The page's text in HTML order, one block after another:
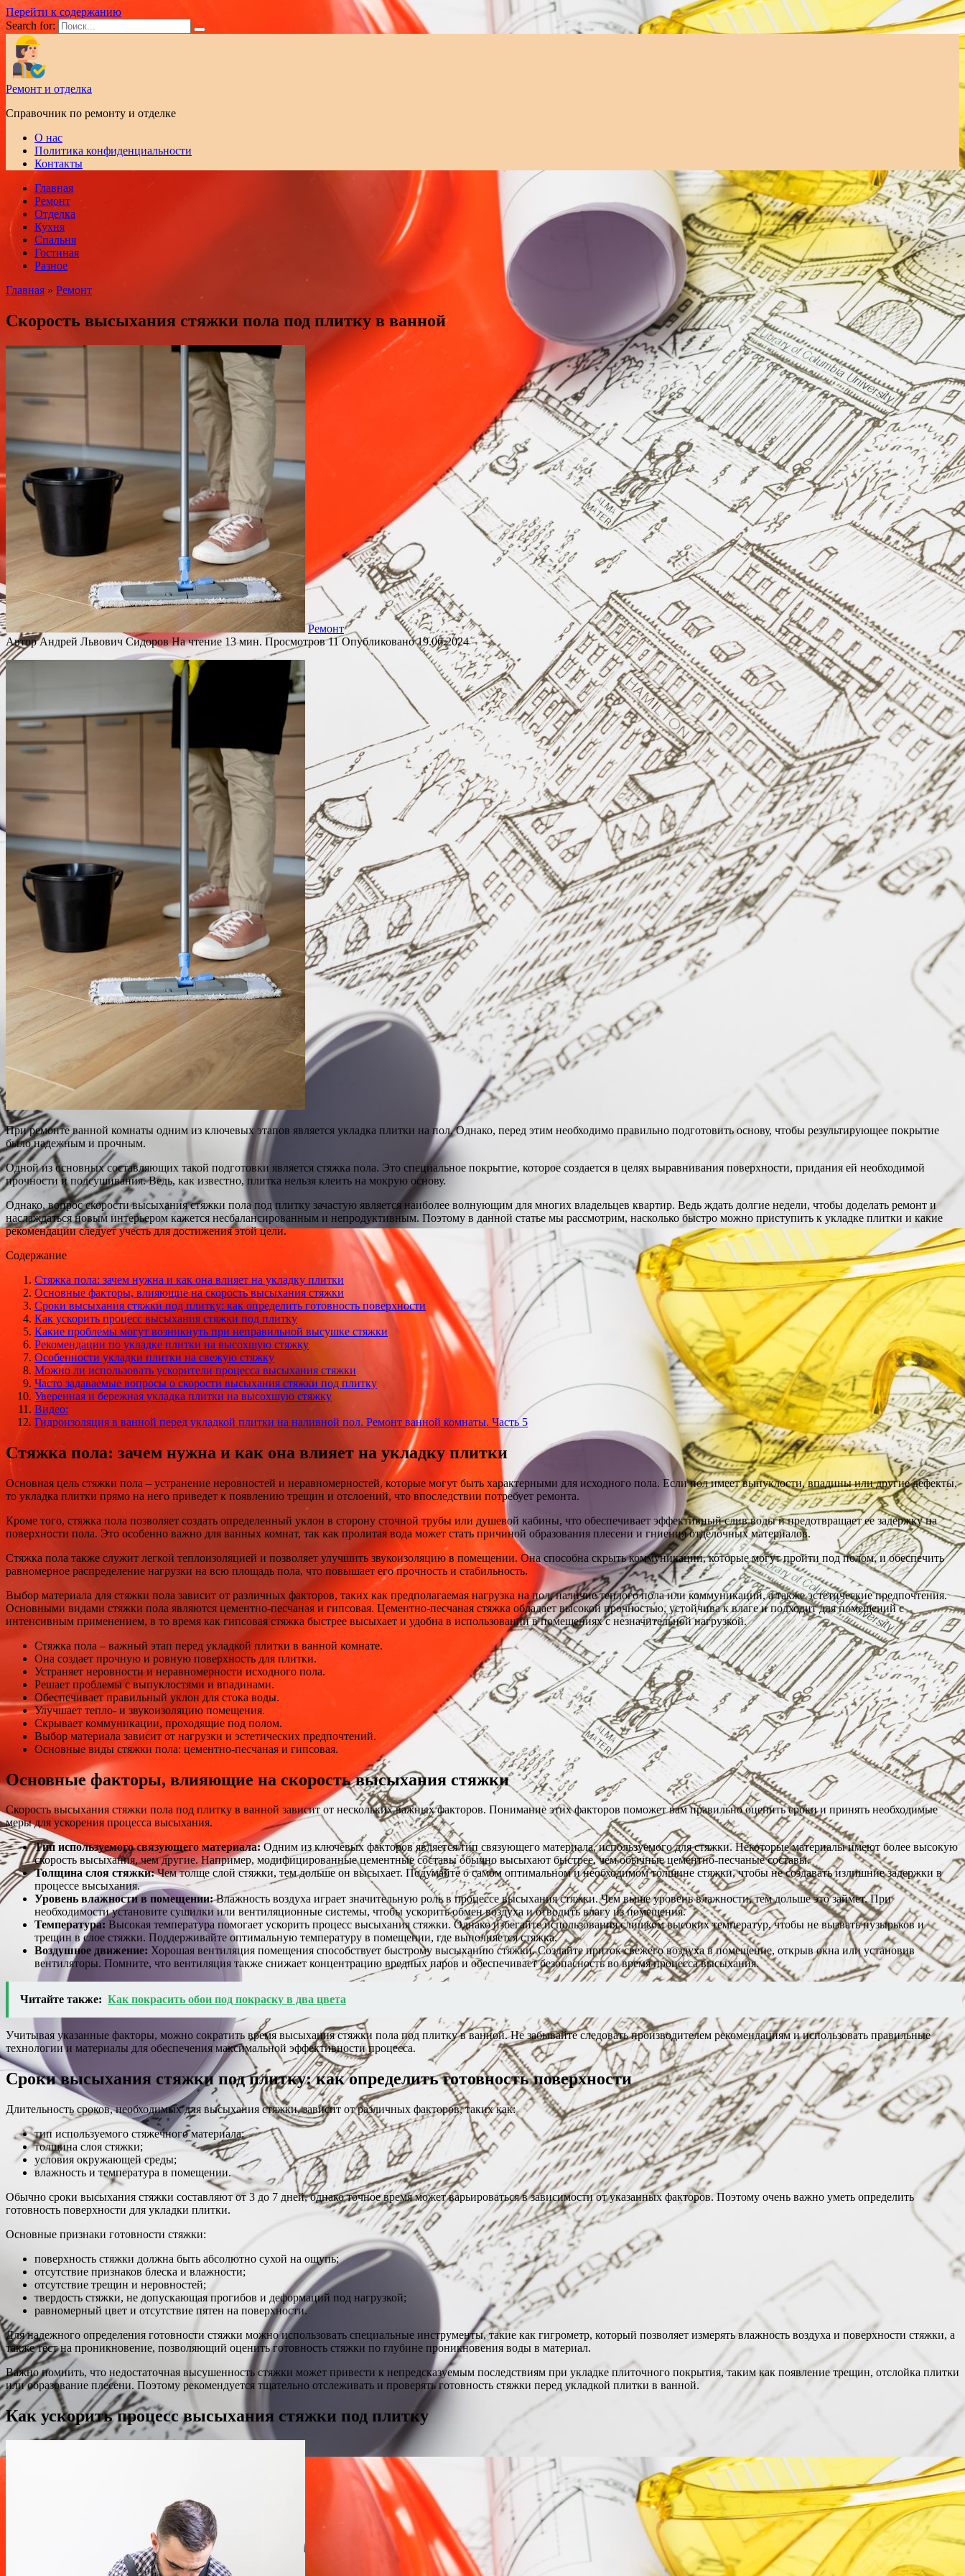
Перейти к содержанию
Search for:
Ремонт и отделка
Справочник по ремонту и отделке
О нас
Политика конфиденциальности
Контакты
Главная
Ремонт
Отделка
Кухня
Спальня
Гостиная
Разное
Главная » Ремонт
Скорость высыхания стяжки пола под плитку в ванной
Ремонт
АвторАндрей Львович Сидоров На чтение 13 мин. Просмотров 11 Опубликовано 19.06.2024
При ремонте ванной комнаты одним из ключевых этапов является укладка плитки на пол. Однако, перед этим необходимо правильно подготовить основу, чтобы результирующее покрытие
было надежным и прочным.
Одной из основных составляющих такой подготовки является стяжка пола. Это специальное покрытие, которое создается в целях выравнивания поверхности, придания ей необходимой
прочности и подсушивания. Ведь, как известно, плитка нельзя клеить на мокрую основу.
Однако, вопрос скорости высыхания стяжки пола под плитку зачастую является наиболее волнующим для многих владельцев квартир. Ведь ждать долгие недели, чтобы доделать ремонт и
наслаждаться новым интерьером кажется несбалансированным и непродуктивным. Поэтому в данной статье мы рассмотрим, насколько быстро можно приступить к укладке плитки и какие
рекомендации следует учесть для достижения этой цели.
Содержание
Стяжка пола: зачем нужна и как она влияет на укладку плитки
Основные факторы, влияющие на скорость высыхания стяжки
Сроки высыхания стяжки под плитку: как определить готовность поверхности
Как ускорить процесс высыхания стяжки под плитку
Какие проблемы могут возникнуть при неправильной высушке стяжки
Рекомендации по укладке плитки на высохшую стяжку
Особенности укладки плитки на свежую стяжку
Можно ли использовать ускорители процесса высыхания стяжки
Часто задаваемые вопросы о скорости высыхания стяжки под плитку
Уверенная и бережная укладка плитки на высохшую стяжку
Видео:
Гидроизоляция в ванной перед укладкой плитки на наливной пол. Ремонт ванной комнаты. Часть 5
Стяжка пола: зачем нужна и как она влияет на укладку плитки
Основная цель стяжки пола – устранение неровностей и неравномерностей, которые могут быть характерными для исходного пола. Если пол имеет выпуклости, впадины или другие дефекты,
то укладка плитки прямо на него приведет к появлению трещин и отслоений, что впоследствии потребует ремонта.
Кроме того, стяжка пола позволяет создать определенный уклон в сторону сточной трубы или душевой кабины, что обеспечивает эффективный слив воды и предотвращает ее задержку на
поверхности пола. Это особенно важно для ванных комнат, так как пролитая вода может стать причиной образования плесени и гниения отделочных материалов.
Стяжка пола также служит легкой теплоизоляцией и позволяет улучшить звукоизоляцию в помещении. Она способна скрыть коммуникации, которые могут пройти под полом, и обеспечить
равномерное распределение нагрузки на всю площадь пола, что повышает его прочность и стабильность.
Выбор материала для стяжки пола зависит от различных факторов, таких как предполагаемая нагрузка на пол, наличие теплого пола или коммуникаций, а также эстетические предпочтения.
Основными видами стяжки пола являются цементно-песчаная и гипсовая. Цементно-песчаная стяжка обладает высокой прочностью, устойчива к влаге и подходит для помещений с
интенсивным применением, в то время как гипсовая стяжка быстрее высыхает и удобна в использовании в помещениях с незначительной нагрузкой.
Стяжка пола – важный этап перед укладкой плитки в ванной комнате.
Она создает прочную и ровную поверхность для плитки.
Устраняет неровности и неравномерности исходного пола.
Решает проблемы с выпуклостями и впадинами.
Обеспечивает правильный уклон для стока воды.
Улучшает тепло- и звукоизоляцию помещения.
Скрывает коммуникации, проходящие под полом.
Выбор материала зависит от нагрузки и эстетических предпочтений.
Основные виды стяжки пола: цементно-песчаная и гипсовая.
Основные факторы, влияющие на скорость высыхания стяжки
Скорость высыхания стяжки пола под плитку в ванной зависит от нескольких важных факторов. Понимание этих факторов поможет вам правильно оценить сроки и принять необходимые
меры для ускорения процесса высыхания.
Тип используемого связующего материала:Одним из ключевых факторов является тип связующего материала, используемого для стяжки. Некоторые материалы имеют более высокую
скорость высыхания, чем другие. Например, модифицированные цементные составы обычно высыхают быстрее, чем обычные цементно-песчаные составы.
Толщина слоя стяжки:Чем толще слой стяжки, тем дольше он высыхает. Подумайте о самом оптимальном и необходимом толщине стяжки, чтобы не создавать излишние задержки в
процессе высыхания.
Уровень влажности в помещении:Влажность воздуха играет значительную роль в процессе высыхания стяжки. Чем выше уровень влажности, тем дольше это займет. При
необходимости установите сушилки или вентиляционные системы, чтобы ускорить обмен воздуха и отводить влагу из помещения.
Температура: Высокая температура помогает ускорить процесс высыхания стяжки. Однако избегайте использования слишком высоких температур, чтобы не вызвать пузырьков и
трещин в слое стяжки. Поддерживайте оптимальную температуру в помещении, где выполняется стяжка.
Воздушное движение: Хорошая вентиляция помещения способствует быстрому высыханию стяжки. Создайте приток свежего воздуха в помещение, открыв окна или установив
вентиляторы. Помните, что вентиляция также снижает концентрацию вредных паров и обеспечивает безопасность во время процесса высыхания.
Читайте также: Как покрасить обои под покраску в два цвета
Учитывая указанные факторы, можно сократить время высыхания стяжки пола под плитку в ванной. Не забывайте следовать производителем рекомендациям и использовать правильные
технологии и материалы для обеспечения максимальной эффективности процесса.
Сроки высыхания стяжки под плитку: как определить готовность поверхности
Длительность сроков, необходимых для высыхания стяжки, зависит от различных факторов, таких как:
тип используемого стяжечного материала;
толщина слоя стяжки;
условия окружающей среды;
влажность и температура в помещении.
Обычно сроки высыхания стяжки составляют от 3 до 7 дней, однако точное время может варьироваться в зависимости от указанных факторов. Поэтому очень важно уметь определить
готовность поверхности для укладки плитки.
Основные признаки готовности стяжки:
поверхность стяжки должна быть абсолютно сухой на ощупь;
отсутствие признаков блеска и влажности;
отсутствие трещин и неровностей;
твердость стяжки, не допускающая прогибов и деформаций под нагрузкой;
равномерный цвет и отсутствие пятен на поверхности.
Для надежного определения готовности стяжки можно использовать специальные инструменты, такие как гигрометр, который позволяет измерять влажность воздуха и поверхности стяжки, а
также тест на проникновение, позволяющий оценить готовность стяжки по глубине проникновения воды в материал.
Важно помнить, что недостаточная высушенность стяжки может привести к непредсказуемым последствиям при укладке плиточного покрытия, таким как появление трещин, отслойка плитки
или образование плесени. Поэтому рекомендуется тщательно отслеживать и проверять готовность стяжки перед укладкой плитки в ванной.
Как ускорить процесс высыхания стяжки под плитку